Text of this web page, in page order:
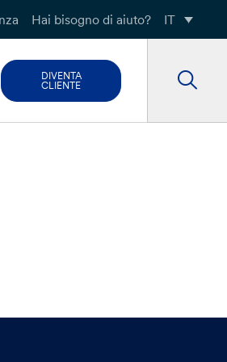
Hai bisogno di aiuto? IT
DIVENTA
CLIENTE